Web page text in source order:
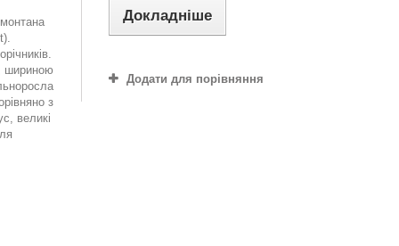
шириною
з
великі
Докладніше
Додати для порівняння